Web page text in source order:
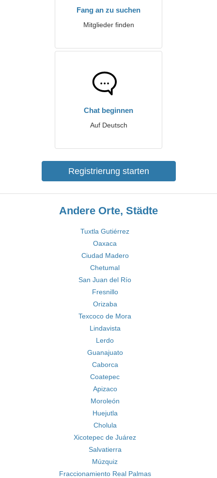
Fang an zu suchen
Mitglieder finden
Chat beginnen
Auf Deutsch
Registrierung starten
Andere Orte, Städte
Tuxtla Gutiérrez
Oaxaca
Ciudad Madero
Chetumal
San Juan del Río
Fresnillo
Orizaba
Texcoco de Mora
Lindavista
Lerdo
Guanajuato
Caborca
Coatepec
Apizaco
Moroleón
Huejutla
Cholula
Xicotepec de Juárez
Salvatierra
Múzquiz
Fraccionamiento Real Palmas